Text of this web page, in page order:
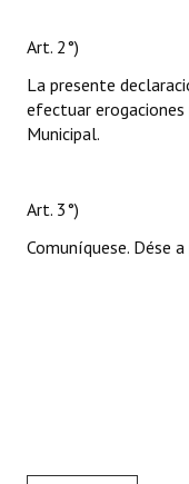
Art. 2°)
La presente
efectuar
Municipal.
Art. 3°)
Comuníquese. Dése